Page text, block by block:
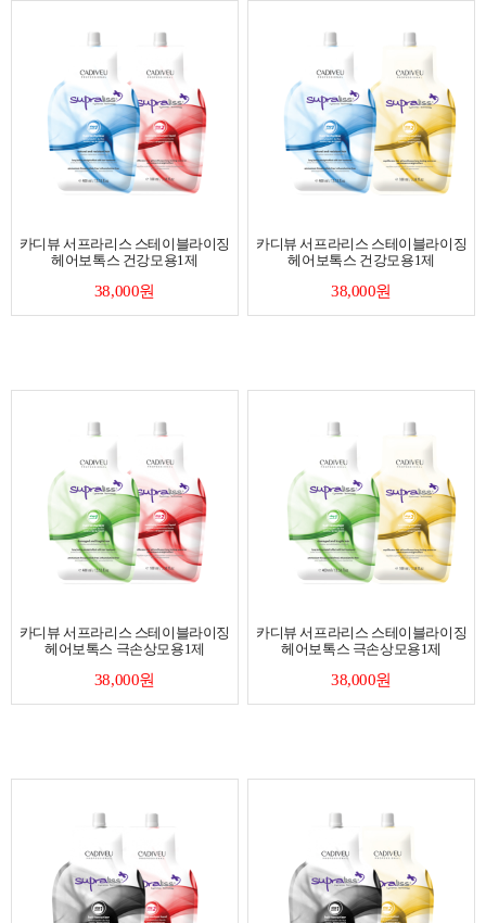
카디뷰 서프라리스 스테이블라이징
헤어보톡스 건강모용1제
38,000원
카디뷰 서프라리스 스테이블라이징
헤어보톡스 건강모용1제
38,000원
카디뷰 서프라리스 스테이블라이징
헤어보톡스 극손상모용1제
38,000원
카디뷰 서프라리스 스테이블라이징
헤어보톡스 극손상모용1제
38,000원